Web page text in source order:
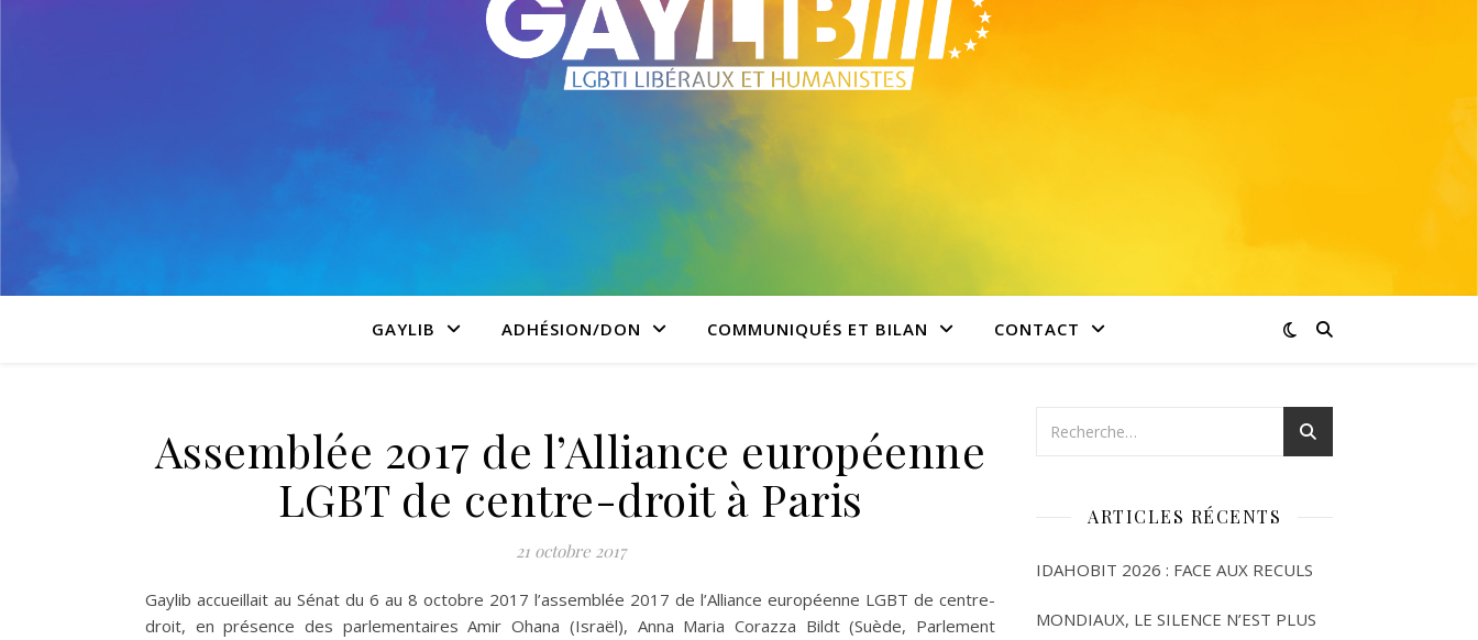
GAYLIB ADHÉSION/DON COMMUNIQUÉS ET BILAN CONTACT
Assemblée 2017 de l’Alliance européenne
LGBT de centre-droit à Paris
21 octobre 2017
Gaylib​ accueillait au Sénat du 6 au 8 octobre 2017 l’assemblée 2017 de l’Alliance européenne LGBT de centre-
droit, en présence des parlementaires Amir Ohana (Israël), Anna Maria Corazza Bildt​ (Suède, Parlement
ARTICLES RÉCENTS
IDAHOBIT 2026 : FACE AUX RECULS
MONDIAUX, LE SILENCE N’EST PLUS